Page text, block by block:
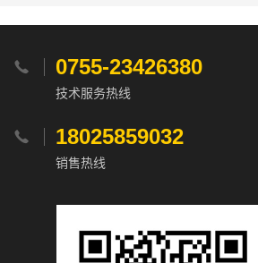
 0755-23426380
技术服务热线
 18025859032
销售热线